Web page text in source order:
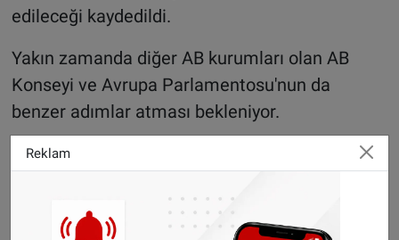
edileceği kaydedildi.
Yakın zamanda diğer AB kurumları olan AB
Konseyi ve Avrupa Parlamentosu'nun da
benzer adımlar atması bekleniyor.
Çinli teknoloji firmasına ait olan TikTok, bazı
ABD'de de resmi hizmet için kullanılan
Reklam